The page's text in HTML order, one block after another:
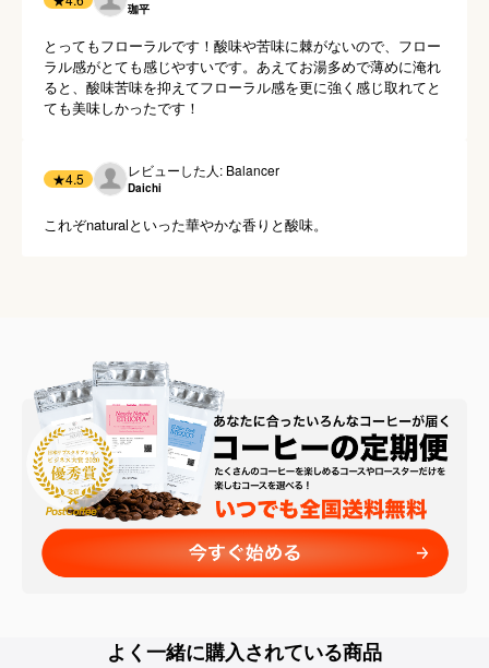
珈平
とってもフローラルです！酸味や苦味に棘がないので、フロー
ラル感がとても感じやすいです。あえてお湯多めで薄めに淹れ
ると、酸味苦味を抑えてフローラル感を更に強く感じ取れてと
ても美味しかったです！
★4.5 レビューした人: Balancer
Daichi
これぞnaturalといった華やかな香りと酸味。
よく一緒に購入されている商品